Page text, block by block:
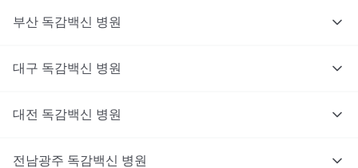
부산 독감백신 병원
대구 독감백신 병원
대전 독감백신 병원
전남광주 독감백신 병원